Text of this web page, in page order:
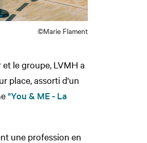
©Marie Flament
le groupe, LVMH a
place, assorti d'un
"You & ME - La
une profession en